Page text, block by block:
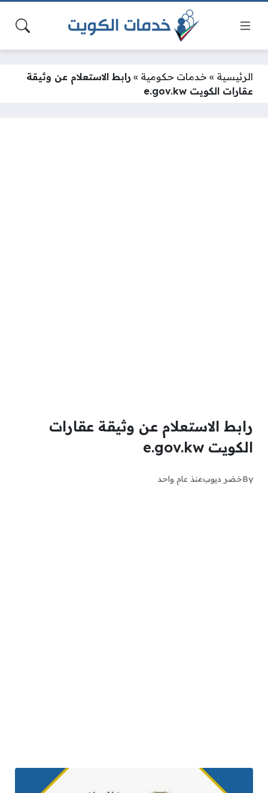
الرئيسية » خدمات حكومية » رابط الاستعلام عن وثيقة
عقارات الكويت e.gov.kw
رابط الاستعلام عن وثيقة عقارات
الكويت e.gov.kw
Byخضر ديوبمنذ عام واحد